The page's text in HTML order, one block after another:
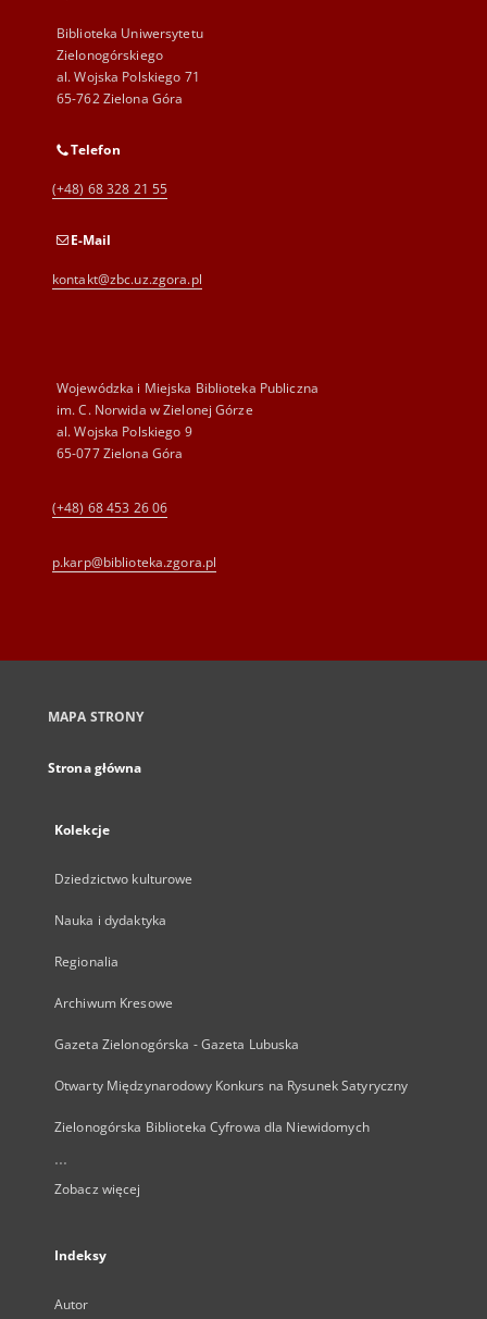
Biblioteka Uniwersytetu
Zielonogórskiego
al. Wojska Polskiego 71
65-762 Zielona Góra
Telefon
(+48) 68 328 21 55
E-Mail
kontakt@zbc.uz.zgora.pl
Wojewódzka i Miejska Biblioteka Publiczna
im. C. Norwida w Zielonej Górze
al. Wojska Polskiego 9
65-077 Zielona Góra
(+48) 68 453 26 06
p.karp@biblioteka.zgora.pl
MAPA STRONY
Strona główna
Kolekcje
Dziedzictwo kulturowe
Nauka i dydaktyka
Regionalia
Archiwum Kresowe
Gazeta Zielonogórska - Gazeta Lubuska
Otwarty Międzynarodowy Konkurs na Rysunek Satyryczny
Zielonogórska Biblioteka Cyfrowa dla Niewidomych
...
Zobacz więcej
Indeksy
Autor